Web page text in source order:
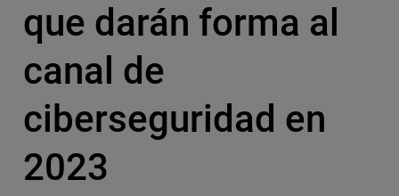
que darán forma al
canal de
ciberseguridad en
2023